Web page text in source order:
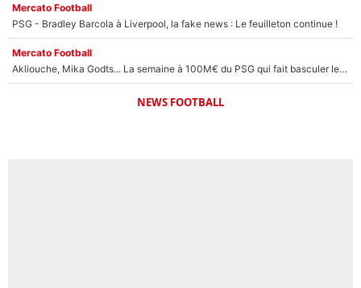
Mercato Football
PSG - Bradley Barcola à Liverpool, la fake news : Le feuilleton continue !
Mercato Football
Akliouche, Mika Godts... La semaine à 100M€ du PSG qui fait basculer le mercato du PSG !
NEWS FOOTBALL